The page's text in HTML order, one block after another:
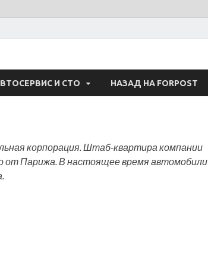
И СТО НАЗАД НА FORPOST
корпорация. Штаб-квартира компании
от Парижа. В настоящее время автомобили